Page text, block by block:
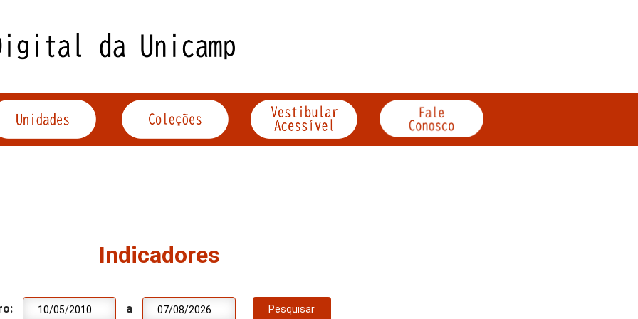
Indicadores
a